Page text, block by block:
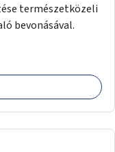
természetközeli
bevonásával.